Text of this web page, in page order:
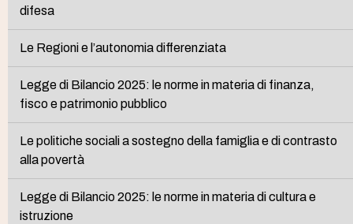
difesa
Le Regioni e l’autonomia differenziata
Legge di Bilancio 2025: le norme in materia di finanza,
fisco e patrimonio pubblico
Le politiche sociali a sostegno della famiglia e di contrasto
alla povertà
Legge di Bilancio 2025: le norme in materia di cultura e
istruzione